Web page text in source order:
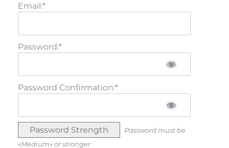
Email:*
Password:*
Password Confirmation:*
Password Strength
Password must be
«Medium» or stronger